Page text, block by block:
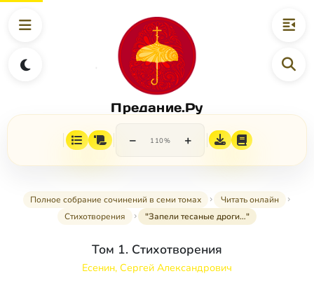
Предание.Ру
− 110% +
Полное собрание сочинений в семи томах
Читать онлайн
Стихотворения
"Запели тесаные дроги…"
Том 1. Стихотворения
Есенин, Сергей Александрович